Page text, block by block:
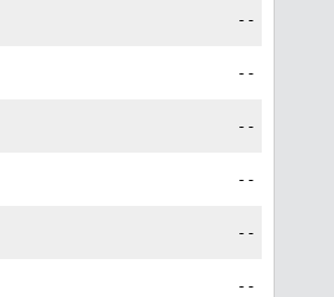
--
--
--
--
--
--